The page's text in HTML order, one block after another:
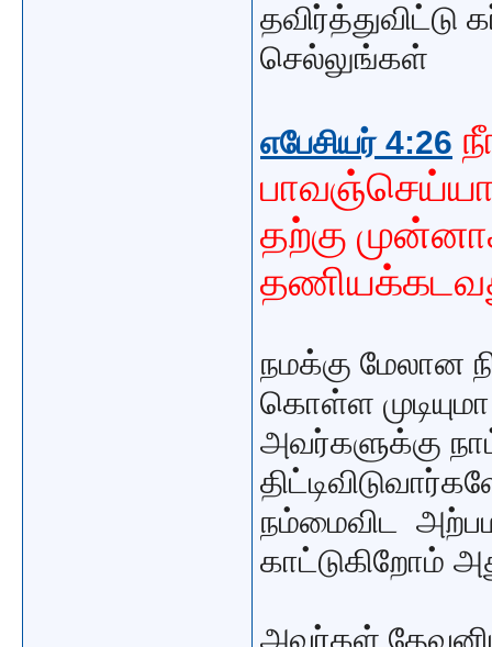
தவிர்த்துவிட்டு
செல்லுங்கள்
எபேசியர் 4:26
தற்கு
நமக்கு மேலான
கொள்ள
அவர்களுக்கு
நம்மைவிட
காட்டுகிறோம்
அவர்கள்